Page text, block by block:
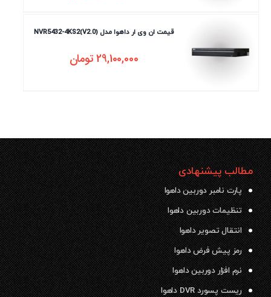
قیمت ان وی ار داهوا مدل NVR5432-4KS2(V2.0)
29,100,000تومان
مطالب پیشنهادی
پارت نامبر دوربین داهوا
تنظیمات دوربین داهوا
انتقال تصویر داهوا
رمز پیش فرض داهوا
نرم افزار دوربین داهوا
ریست پسورد DVR داهوا